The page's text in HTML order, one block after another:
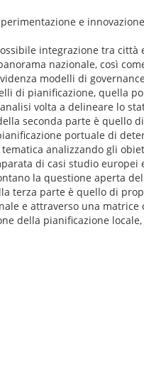
e
integrazione tra
nazionale, così
modelli di
di pianificazione, quella
volta a delineare lo
seconda parte è quello
portuale di
analizzando gli
di casi studio
la questione aperta
terza parte è quello di
e attraverso una
della pianificazione